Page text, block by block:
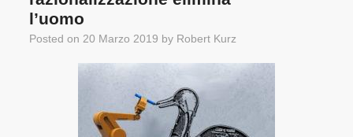
l’uomo
Posted on 20 Marzo 2019 by Robert Kurz